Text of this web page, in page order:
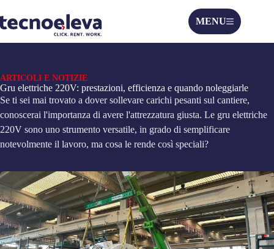
MENU
ARTICOLI E NOTIZIE
Gru elettriche 220V: prestazioni, efficienza e quando noleggiarle
Se ti sei mai trovato a dover sollevare carichi pesanti sul cantiere,
conoscerai l'importanza di avere l'attrezzatura giusta. Le gru elettriche
220V sono uno strumento versatile, in grado di semplificare
notevolmente il lavoro, ma cosa le rende così speciali?